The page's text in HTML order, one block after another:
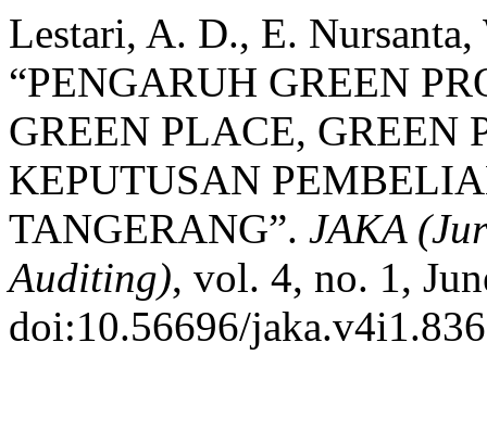
Lestari, A. D., E.
“PENGARUH GREEN
GREEN PLACE, GREEN
KEPUTUSAN
TANGERANG”. JAKA
Auditing), vol. 4, no. 1,
doi:10.56696/